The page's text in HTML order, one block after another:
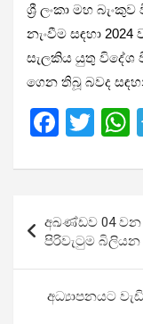
ශ්‍රී ලංකා මහ
නැංවීම සඳහා
සැලකිය යුතු විදේශ
ගෙන තිබූ බවද
F
ce
b
o
o
k
T
tt
er
p
navigation
අඛණ්ඩව 04
පිරිවැටුම බිලියන
අධ්‍යාපනයට